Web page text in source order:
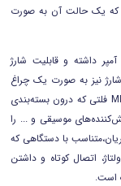
که یک حالت آن به صورت
2 درگاه خروجی USB با شدت‌ جریان 2 آمپر داشته و قابلیت شارژ
نیز به صورت یک چراغ
LED بزرگمی باشد. به کمک کابل میکرو یو اس بیMICROUSB فلتی که درون بسته‌بندی
موسیقی و ... را
با دستگاهی که
اتصال کوتاه و داشتن
است.